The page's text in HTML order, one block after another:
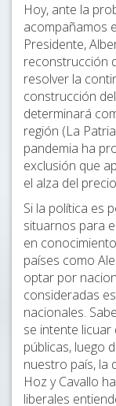
Hoy, ante la
acompañamos
Presidente,
reconstrucción
resolver la
construcción
determinará
región (La
pandemia ha
exclusión que
el alza del
Si la política es
situarnos para
en
países como
optar por
consideradas
nacionales.
se intente
públicas, luego
nuestro país, la
Hoz y Cavallo
liberales